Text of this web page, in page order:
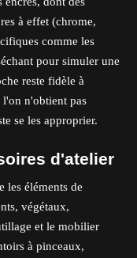
à effet (chrome,
comme les
pour simuler une
reste fidèle à
l'on n'obtient pas
se les approprier.
d'atelier
les éléments de
végétaux,
et le mobilier
à pinceaux,